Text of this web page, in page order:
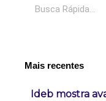
Mais recentes
Ideb mostra